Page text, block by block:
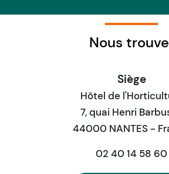
Nous
Siège
Hôtel de
7, quai Henri
44000 NANTES -
02 40 14 58 60